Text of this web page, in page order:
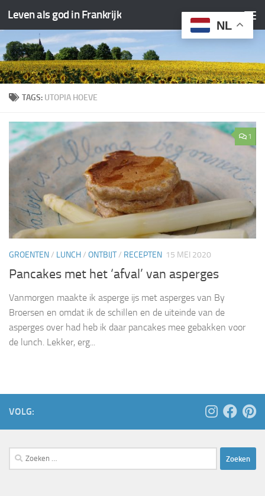
Doorgaan naar inhoud
Leven als god in Frankrijk
TAGS: UTOPIA HOEVE
1
GROENTEN/ LUNCH/ ONTBIJT/ RECEPTEN 15 MEI 2020
Pancakes met het ‘afval’ van asperges
Vanmorgen maakte ik asperge ijs met asperges van By
Broersen en omdat ik de schillen en de uiteinde van de
asperges over had heb ik daar pancakes mee gebakken voor
de lunch. Lekker, erg...
VOLG:
Zoeken
naar:
NL